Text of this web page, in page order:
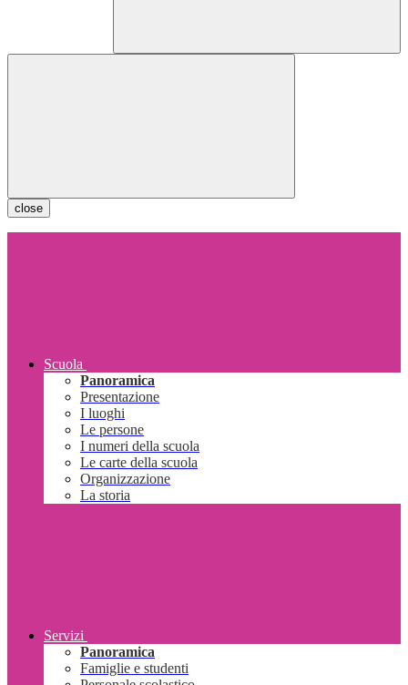
close
Scuola
Panoramica
Presentazione
I luoghi
Le persone
I numeri della scuola
Le carte della scuola
Organizzazione
La storia
Servizi
Panoramica
Famiglie e studenti